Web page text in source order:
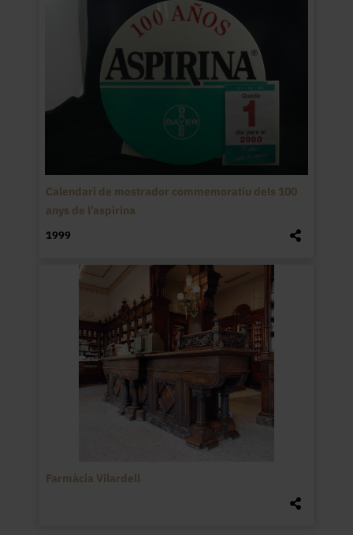
Calendari de mostrador commemoratiu dels 100
anys de l’aspirina
1999
Farmàcia Vilardell